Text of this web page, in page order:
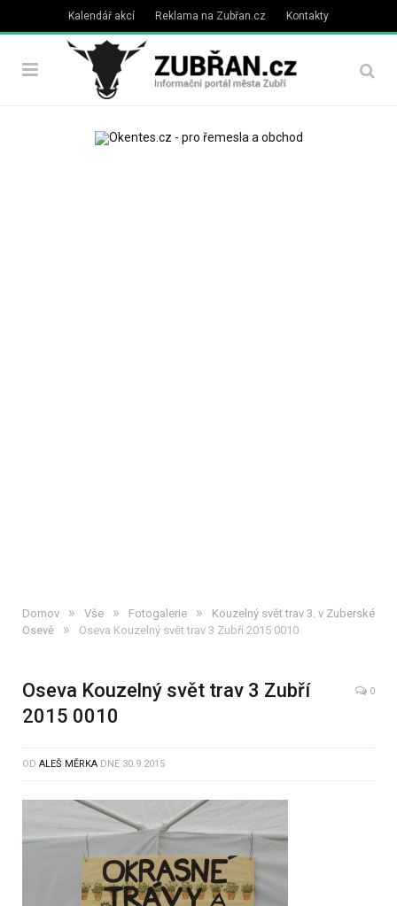
Kalendář akcí Reklama na Zubřan.cz Kontakty
Domov » Vše » Fotogalerie »
Kouzelný svět trav 3. v Zuberské
Osevě
» Oseva Kouzelný svět trav 3 Zubří 2015 0010
Oseva Kouzelný svět trav 3 Zubří
2015 0010
0
OD ALEŠ MĚRKA DNE 30.9.2015